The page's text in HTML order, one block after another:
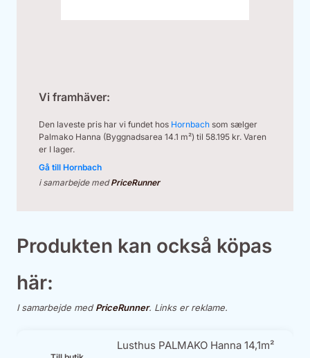
Vi framhäver:
Den laveste pris har vi fundet hos Hornbach som sælger
Palmako Hanna (Byggnadsarea 14.1 m²) til 58.195 kr. Varen
er I lager.
Gå till Hornbach
i samarbejde medPriceRunner
Produkten kan också köpas
här:
I samarbejde med PriceRunner. Links er reklame.
Lusthus PALMAKO Hanna 14,1m²